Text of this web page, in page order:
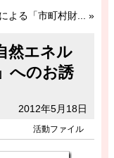
よる「市町村財...
»
然エネル
へのお誘
2012年5月18日
活動ファイル